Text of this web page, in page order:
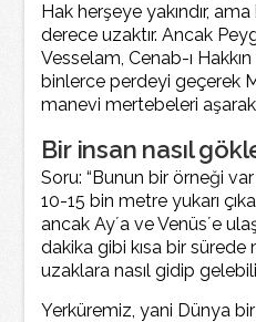
Hak herşeye yakındır,
derece uzaktır. Ancak
Vesselam, Cenab-ı
binlerce perdeyi geçerek
manevi mertebeleri aşarak
Bir insan nasıl
Soru: “Bunun bir örneği
10-15 bin metre yukarı
ancak Ay´a ve Venüs´e
dakika gibi kısa bir
uzaklara nasıl gidip
Yerküremiz, yani Dünya bir